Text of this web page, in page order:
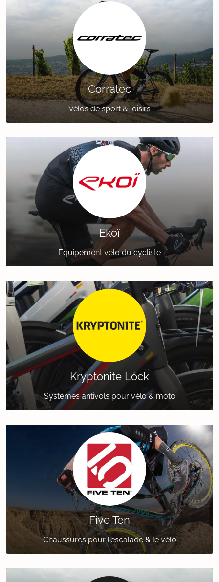
Corratec
Vélos de sport & loisirs
Ekoï
Équipement vélo du cycliste
Kryptonite Lock
Systèmes antivols pour vélo & moto
Five Ten
Chaussures pour l'escalade & le vélo